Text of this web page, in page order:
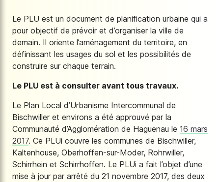
Le PLU est un document de planification urbaine qui a
pour objectif de prévoir et d’organiser la ville de
demain. Il oriente l’aménagement du territoire, en
définissant les usages du sol et les possibilités de
construire sur chaque terrain.
Le PLU est à consulter avant tous travaux.
Le Plan Local d’Urbanisme Intercommunal de
Bischwiller et environs a été approuvé par la
Communauté d’Agglomération de Haguenau le 16 mars
2017. Ce PLUi couvre les communes de Bischwiller,
Kaltenhouse, Oberhoffen-sur-Moder, Rohrwiller,
Schirrhein et Schirrhoffen. Le PLUi a fait l’objet d’une
mise à jour par arrêté du 21 novembre 2017, des deux